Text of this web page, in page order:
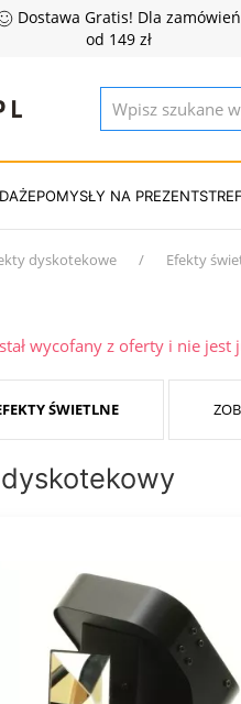
Dostawa Gratis! Dla zamówień
od 149 zł
POMYSŁY NA PREZENT
dyskotekowe Efekty
wycofany z oferty i nie
ŚWIETLNE